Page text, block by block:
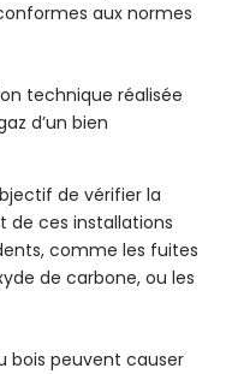
aux normes
technique réalisée
d’un bien
de vérifier la
ces installations
comme les fuites
de carbone, ou les
bois peuvent causer